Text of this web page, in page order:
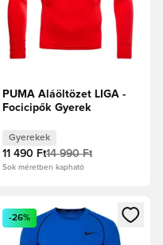
PUMA Aláöltözet LIGA -
Focicipők Gyerek
Gyerekek
11 490 Ft14 990 Ft
Sok méretben kapható
vagy a tagként való
Megnyit egy modált a
-26%